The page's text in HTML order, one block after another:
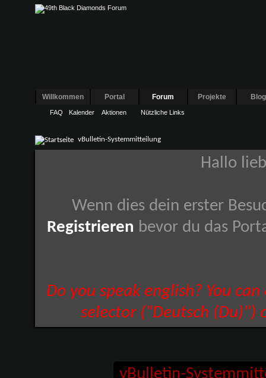
Willkommen Portal Forum
FAQ Kalender Aktionen Nützliche Links
Projekte
vBulletin-Systemmitteilung
Hallo
Wenn dies dein erster
Registrieren bevor du das
Do you speak english? You
selector ("Deutsch (Du)")
vBulletin-